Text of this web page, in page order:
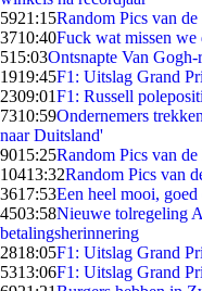
5921:15Random Pics van
3710:40Fuck wat missen we
515:03Ontsnapte Van
1919:45F1: Uitslag Grand
2309:01F1: Russell
7310:59Ondernemers
naar Duitsland'
9015:25Random Pics van
10413:32Random Pics van
3617:53Een heel mooi,
4503:58Nieuwe tolregeling
betalingsherinnering
2818:05F1: Uitslag Grand
5313:06F1: Uitslag Grand